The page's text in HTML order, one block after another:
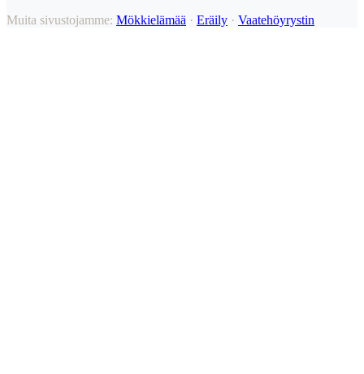
Muita sivustojamme: Mökkielämää · Eräily · Vaatehöyrystin